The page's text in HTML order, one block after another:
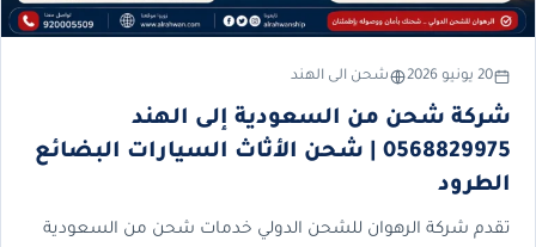
20 يونيو 2026 شحن الى الهند
شركة شحن من السعودية إلى الهند
0568829975 | شحن الأثاث السيارات البضائع
الطرود
تقدم شركة الرهوان للشحن الدولي خدمات شحن من السعودية